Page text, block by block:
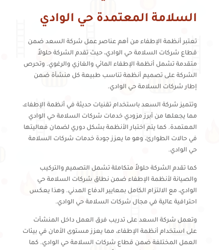
السلامة المعتمدة حي الوادي
تعتبر أنظمة الإطفاء من أهم عناصر عمل شركة السعد ضمن
قطاع شركات السلامة حي الوادي، حيث تقدم الشركة حلولاً
متقدمة تشمل أنظمة الإطفاء المائي والغازي والرغوي. وتحرص
الشركة على تصميم أنظمة تناسب طبيعة كل منشأة ضمن
إطار شركات السلامة حي الوادي.
وتتميز شركة السعد باستخدام تقنيات حديثة في أنظمة الإطفاء،
مما يجعلها من أبرز مزودي خدمات شركات السلامة حي الوادي
المعتمدة. كما يتم اختبار الأنظمة بشكل دوري لضمان فعاليتها
في حالات الطوارئ، وهو ما يعزز جودة خدمات شركات السلامة
حي الوادي.
كما تقدم الشركة حلولاً متكاملة تشمل التصميم والتركيب
والصيانة لأنظمة الإطفاء ضمن نطاق شركات السلامة حي
الوادي، مع الالتزام الكامل بمعايير الدفاع المدني. وهذا يعكس
احترافية عالية في مجال شركات السلامة حي الوادي.
وتعمل شركة السعد على تدريب فرق العمل داخل المنشآت
على استخدام أنظمة الإطفاء، مما يعزز مستوى الأمان في بيئات
العمل المختلفة ضمن قطاع شركات السلامة حي الوادي. كما